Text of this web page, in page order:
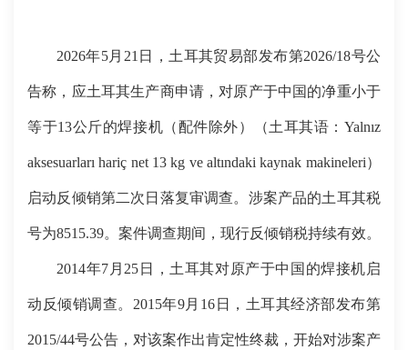
2026年5月21日，土耳其贸易部发布第2026/18号公
告称，应土耳其生产商申请，对原产于中国的净重小于
等于13公斤的焊接机（配件除外）（土耳其语：Yalnız
aksesuarları hariç net 13 kg ve altındaki kaynak makineleri）
启动反倾销第二次日落复审调查。涉案产品的土耳其税
号为8515.39。案件调查期间，现行反倾销税持续有效。
2014年7月25日，土耳其对原产于中国的焊接机启
动反倾销调查。2015年9月16日，土耳其经济部发布第
2015/44号公告，对该案作出肯定性终裁，开始对涉案产